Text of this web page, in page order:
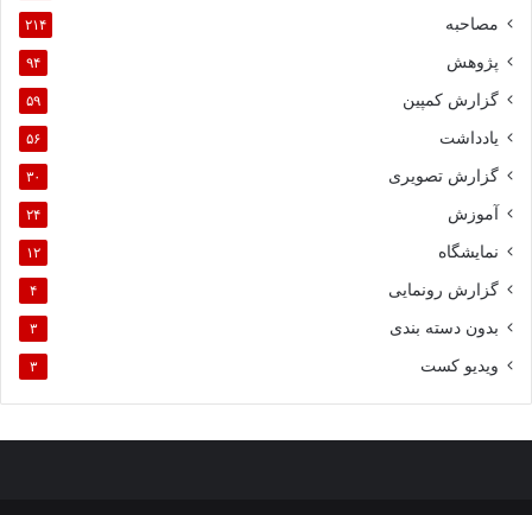
مصاحبه ۲۱۴
پژوهش ۹۴
گزارش کمپین ۵۹
یادداشت ۵۶
گزارش تصویری ۳۰
آموزش ۲۴
نمایشگاه ۱۲
گزارش رونمایی ۴
بدون دسته بندی ۳
ویدیو کست ۳